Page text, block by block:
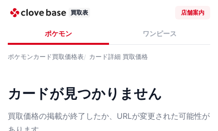
買取表 店舗案内
ポケモン ワンピース
ポケモンカード買取価格表 カード詳細 買取価格
カードが見つかりません
買取価格の掲載が終了したか、URLが変更された可能性が